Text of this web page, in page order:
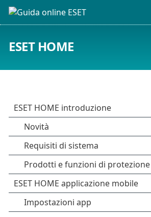
ESET HOME